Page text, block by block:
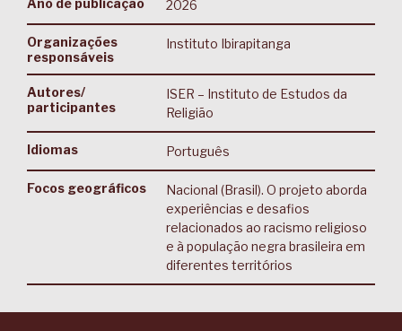
Ano de publicação 2026
Organizações
responsáveis
Instituto Ibirapitanga
Autores/
participantes
ISER – Instituto de Estudos da
Religião
Idiomas Português
Focos geográficos
Nacional (Brasil). O projeto aborda
experiências e desafios
relacionados ao racismo religioso
e à população negra brasileira em
diferentes territórios